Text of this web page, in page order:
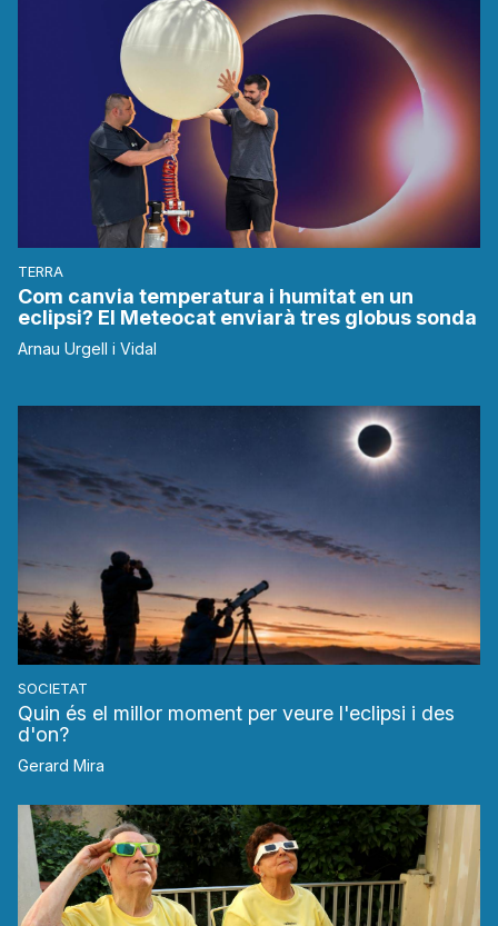
TERRA
Com canvia temperatura i humitat en un
eclipsi? El Meteocat enviarà tres globus sonda
Arnau Urgell i Vidal
SOCIETAT
Quin és el millor moment per veure l'eclipsi i des
d'on?
Gerard Mira